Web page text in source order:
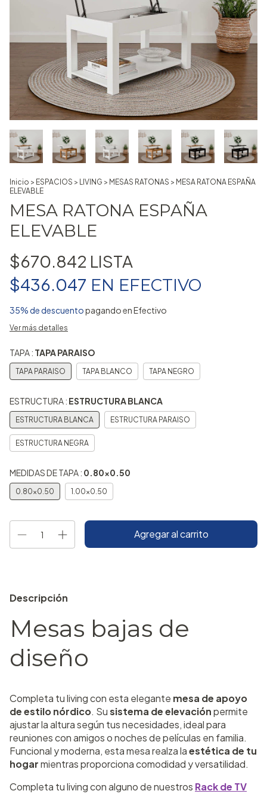
Inicio > ESPACIOS > LIVING > MESAS RATONAS > MESA RATONA ESPAÑA
ELEVABLE
MESA RATONA ESPAÑA
ELEVABLE
$670.842
$436.047 EN EFECTIVO
35% de descuentopagando en Efectivo
Ver más detalles
TAPA : TAPA PARAISO
TAPA PARAISO TAPA BLANCO TAPA NEGRO
ESTRUCTURA : ESTRUCTURA BLANCA
ESTRUCTURA BLANCA ESTRUCTURA PARAISO
ESTRUCTURA NEGRA
MEDIDAS DE TAPA : 0.80x0.50
0.80x0.50 1.00x0.50
Descripción
Mesas bajas de
diseño
Completa tu living con esta elegante mesa de apoyo
de estilo nórdico. Susistema de elevaciónpermite
ajustar la altura según tus necesidades, ideal para
reuniones con amigos o noches de películas en familia.
Funcional y moderna, esta mesa realza laestética de tu
hogarmientras proporciona comodidad y versatilidad.
Completa tu living con alguno de nuestros Rack de TV